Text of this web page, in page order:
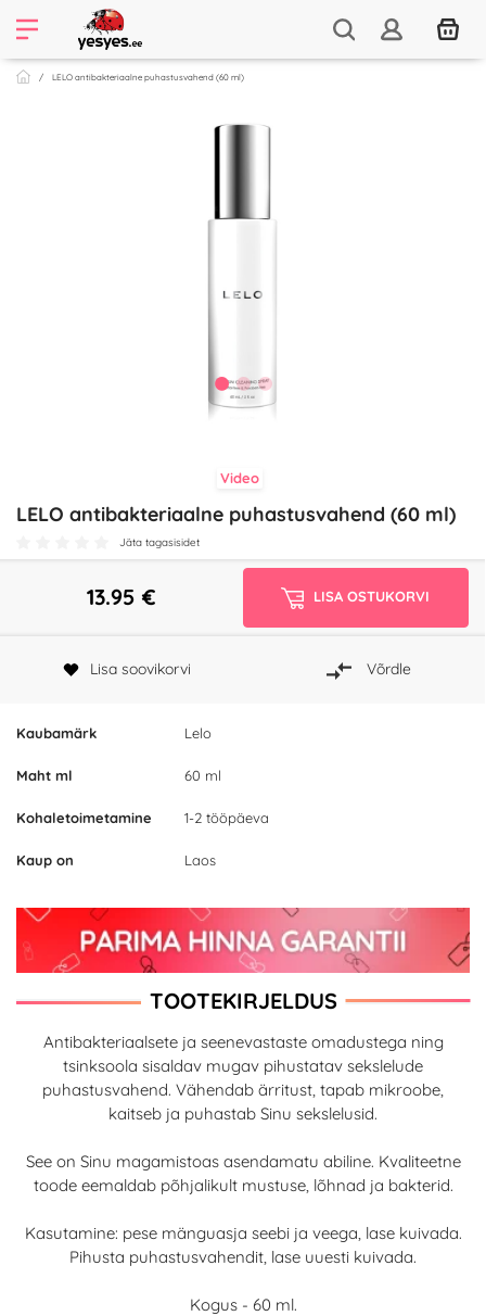
LELO antibakteriaalne puhastusvahend (60 ml)
Video
LELO antibakteriaalne puhastusvahend (60 ml)
Jäta tagasisidet
Kaubamärk Lelo
Maht ml 60 ml
Kohaletoimetamine 1-2 tööpäeva
Kaup on Laos
13.95 € LISA OSTUKORVI
Lisa soovikorvi Võrdle
TOOTEKIRJELDUS
Antibakteriaalsete ja seenevastaste omadustega ning
tsinksoola sisaldav mugav pihustatav sekslelude
puhastusvahend. Vähendab ärritust, tapab mikroobe,
kaitseb ja puhastab Sinu sekslelusid.
See on Sinu magamistoas asendamatu abiline. Kvaliteetne
toode eemaldab põhjalikult mustuse, lõhnad ja bakterid.
Kasutamine: pese mänguasja seebi ja veega, lase kuivada.
Pihusta puhastusvahendit, lase uuesti kuivada.
Kogus - 60 ml.